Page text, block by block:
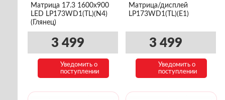
Матрица 17.3 1600x900
LED LP173WD1(TL)(N4)
(Глянец)
3 499
Уведомить о
поступлении
Матрица/дисплей
LP173WD1(TL)(E1)
3 499
Уведомить о
поступлении